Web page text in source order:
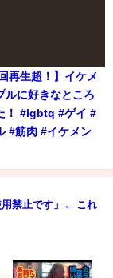
再生超！】イケメ
ルに好きなところ
！ #lgbtq #ゲイ #
#筋肉 #イケメン
用禁止です」← これ